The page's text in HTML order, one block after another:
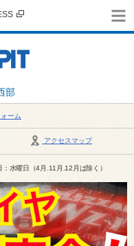
部
ーム
アクセスマップ
休日：水曜日（4月.11月.12月